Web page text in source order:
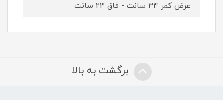
عرض کمر 34 سانت - فاق 23 سانت
برگشت به بالا